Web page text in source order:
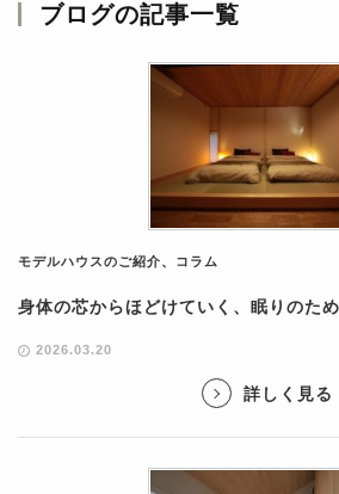
ブログの記事一覧
モデルハウスのご紹介、 コラム
身体の芯からほどけていく、眠りのた
2026.03.20
詳しく見る